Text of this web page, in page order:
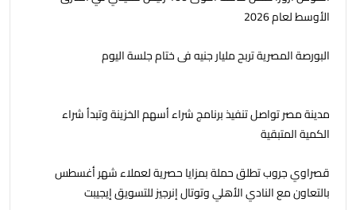
الأوسط لعام 2026
البورصة المصرية تربح مليار جنيه فى ختام جلسة اليوم
مدينة مصر تواصل تنفيذ برنامج شراء أسهم الخزينة وتبدأ شراء
الكمية المتبقية
قصراوي جروب تطلق حملة بمزايا حصرية لعملاء شهر أغسطس
بالتعاون مع النادي الأهلي وتوتال إنرجيز للتسويق إيجيبت